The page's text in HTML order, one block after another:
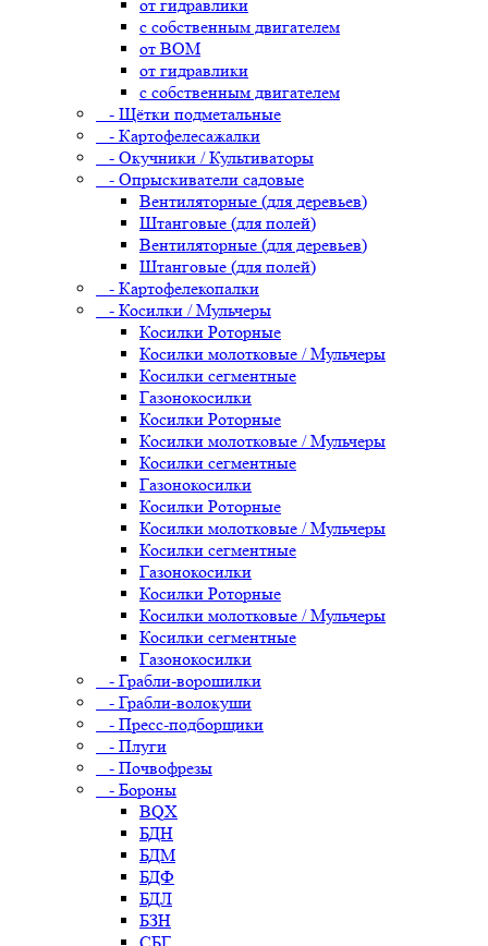
от гидравлики
с собственным двигателем
от ВОМ
от гидравлики
с собственным двигателем
- Щётки подметальные
- Картофелесажалки
- Окучники / Культиваторы
- Опрыскиватели садовые
Вентиляторные (для деревьев)
Штанговые (для полей)
Вентиляторные (для деревьев)
Штанговые (для полей)
- Картофелекопалки
- Косилки / Мульчеры
Косилки Роторные
Косилки молотковые / Мульчеры
Косилки сегментные
Газонокосилки
Косилки Роторные
Косилки молотковые / Мульчеры
Косилки сегментные
Газонокосилки
Косилки Роторные
Косилки молотковые / Мульчеры
Косилки сегментные
Газонокосилки
Косилки Роторные
Косилки молотковые / Мульчеры
Косилки сегментные
Газонокосилки
- Грабли-ворошилки
- Грабли-волокуши
- Пресс-подборщики
- Плуги
- Почвофрезы
- Бороны
BQX
БДН
БДМ
БДФ
БДЛ
БЗН